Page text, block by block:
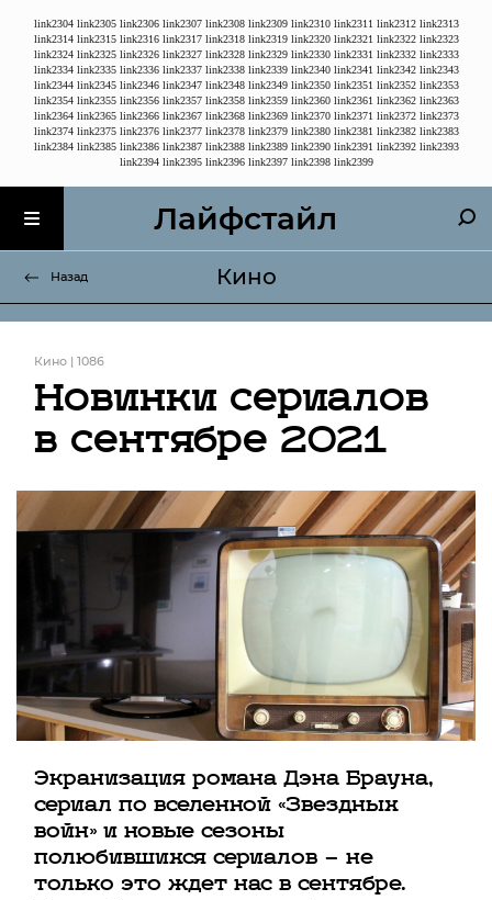
link2304 link2305 link2306 link2307 link2308 link2309 link2310 link2311 link2312 link2313
link2314 link2315 link2316 link2317 link2318 link2319 link2320 link2321 link2322 link2323
link2324 link2325 link2326 link2327 link2328 link2329 link2330 link2331 link2332 link2333
link2334 link2335 link2336 link2337 link2338 link2339 link2340 link2341 link2342 link2343
link2344 link2345 link2346 link2347 link2348 link2349 link2350 link2351 link2352 link2353
link2354 link2355 link2356 link2357 link2358 link2359 link2360 link2361 link2362 link2363
link2364 link2365 link2366 link2367 link2368 link2369 link2370 link2371 link2372 link2373
link2374 link2375 link2376 link2377 link2378 link2379 link2380 link2381 link2382 link2383
link2384 link2385 link2386 link2387 link2388 link2389 link2390 link2391 link2392 link2393
link2394 link2395 link2396 link2397 link2398 link2399
Лайфстайл
Назад Кино
Кино | 1086
Новинки сериалов
в сентябре 2021
Экранизация романа Дэна Брауна,
сериал по вселенной «Звездных
войн» и новые сезоны
полюбившихся сериалов — не
только это ждет нас в сентябре.